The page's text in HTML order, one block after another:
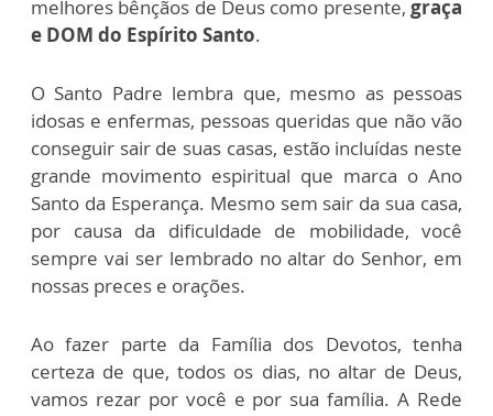
melhores bênçãos de Deus como presente, graça
e DOM do Espírito Santo.
O Santo Padre lembra que, mesmo as pessoas
idosas e enfermas, pessoas queridas que não vão
conseguir sair de suas casas, estão incluídas neste
grande movimento espiritual que marca o Ano
Santo da Esperança. Mesmo sem sair da sua casa,
por causa da dificuldade de mobilidade, você
sempre vai ser lembrado no altar do Senhor, em
nossas preces e orações.
Ao fazer parte da Família dos Devotos, tenha
certeza de que, todos os dias, no altar de Deus,
vamos rezar por você e por sua família. A Rede